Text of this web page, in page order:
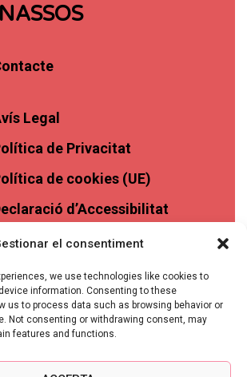
el consentiment
we use technologies like cookies to
information. Consenting to these
us to process data such as browsing behavior or
Not consenting or withdrawing consent, may
features and functions.
Legal
de Privacitat
de cookies (UE)
d’Accessibilitat